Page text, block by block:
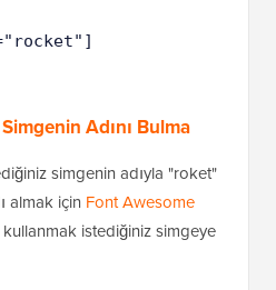
Adını Bulma
simgenin adıyla "roket"
almak için Font Awesome
istediğiniz simgeye